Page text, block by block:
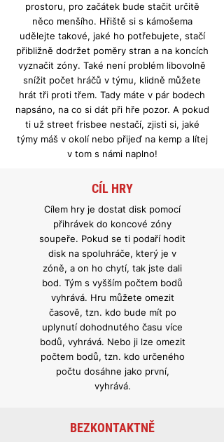
prostoru, pro začátek bude stačit určitě
něco menšího. Hřiště si s kámošema
udělejte takové, jaké ho potřebujete, stačí
přibližně dodržet poměry stran a na koncích
vyznačit zóny. Také není problém libovolně
snížit počet hráčů v týmu, klidně můžete
hrát tři proti třem. Tady máte v pár bodech
napsáno, na co si dát při hře pozor. A pokud
ti už street frisbee nestačí, zjisti si, jaké
týmy máš v okolí nebo přijeď na kemp a lítej
v tom s námi naplno!
CÍL HRY
Cílem hry je dostat disk pomocí
přihrávek do koncové zóny
soupeře. Pokud se ti podaří hodit
disk na spoluhráče, který je v
zóně, a on ho chytí, tak jste dali
bod. Tým s vyšším počtem bodů
vyhrává. Hru můžete omezit
časově, tzn. kdo bude mít po
uplynutí dohodnutého času více
bodů, vyhrává. Nebo ji lze omezit
počtem bodů, tzn. kdo určeného
počtu dosáhne jako první,
vyhrává.
BEZKONTAKTNĚ